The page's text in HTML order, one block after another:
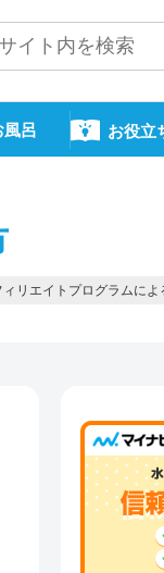
風呂 お役立
リエイトプログラムによ